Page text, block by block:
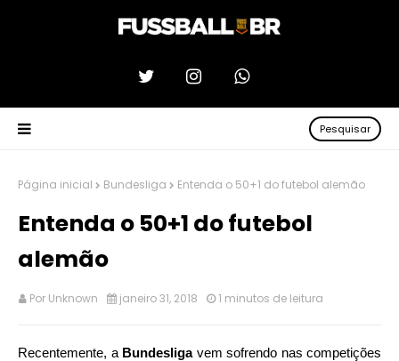
Pesquisar
Página inicial Bundesliga Entenda o 50+1 do futebol alemão
Entenda o 50+1 do futebol
alemão
Por Unknown janeiro 31, 2018 1 minutos de leitura
Recentemente, a Bundesligavem sofrendo nas competições